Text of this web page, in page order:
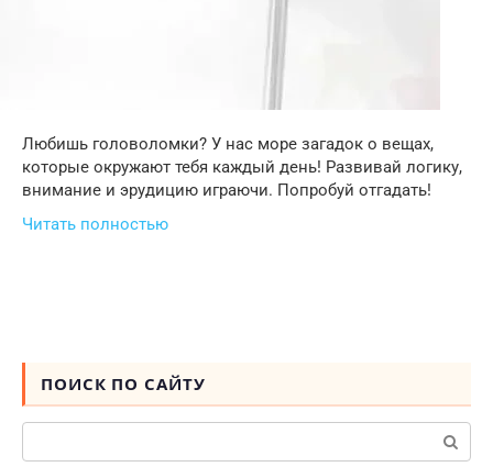
Любишь головоломки? У нас море загадок о вещах,
которые окружают тебя каждый день! Развивай логику,
внимание и эрудицию играючи. Попробуй отгадать!
Читать полностью
ПОИСК ПО САЙТУ